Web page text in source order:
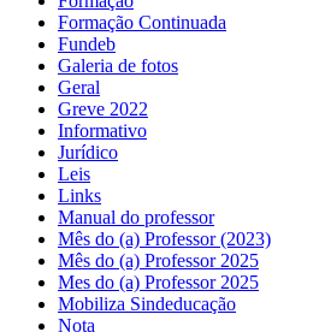
Formação Continuada
Fundeb
Galeria de fotos
Geral
Greve 2022
Informativo
Jurídico
Leis
Links
Manual do professor
Mês do (a) Professor (2023)
Mês do (a) Professor 2025
Mes do (a) Professor 2025
Mobiliza Sindeducação
Nota